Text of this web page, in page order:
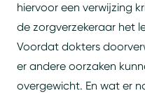
hiervoor een verwijzing
de zorgverzekeraar het
Voordat dokters
er andere oorzaken
overgewicht. En wat er